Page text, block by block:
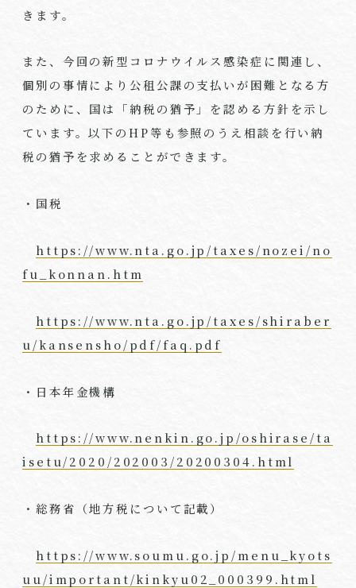
きます。
また、今回の新型コロナウイルス感染症に関連し、
個別の事情により公租公課の支払いが困難となる方
のために、国は「納税の猶予」を認める方針を示し
ています。以下のHP等も参照のうえ相談を行い納
税の猶予を求めることができます。
・国税
https://www.nta.go.jp/taxes/nozei/no
fu_konnan.htm
https://www.nta.go.jp/taxes/shiraber
u/kansensho/pdf/faq.pdf
・日本年金機構
https://www.nenkin.go.jp/oshirase/ta
isetu/2020/202003/20200304.html
・総務省（地方税について記載）
https://www.soumu.go.jp/menu_kyots
uu/important/kinkyu02_000399.html